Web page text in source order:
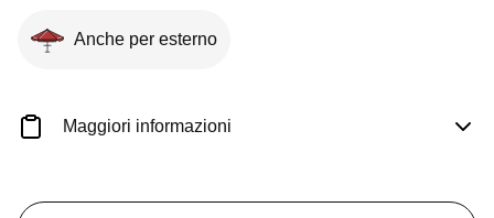
Anche per esterno
Maggiori informazioni